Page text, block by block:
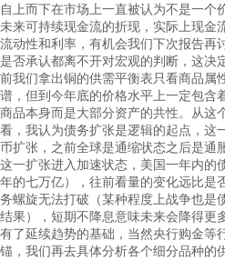
自上而下在市场上一直被认为不是一个
未来可持续现金流的折现，实际上现金
流动性和利率，有机会我们下次报告再
是否承认都离不开对宏观的判断，这决
前我们拿出铜的供需平衡表只看商品属
谱，但到今年底的价格水平上一定包含
商品本身而是大部分资产的共性。从这
看，我认为债务扩张是逻辑的起点，这
币扩张，之前全球是通缩状态之后是通
这一扩张进入加速状态，美国一年内的
年的七万亿），往前看量的变化远比是
务螺旋无法打破（某种程度上战争也是
结果），短期不降息意味未来会降得更
有了延续趋势的基础，当然央行购金等
锚，我们再去具体分析各个细分品种的